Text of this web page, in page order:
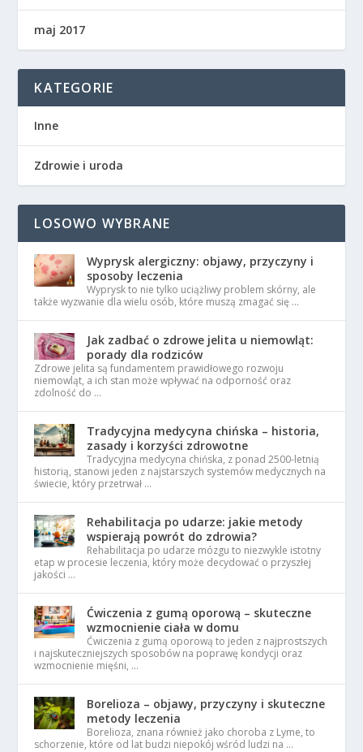
maj 2017
KATEGORIE
Inne
Zdrowie i uroda
LOSOWO WYBRANE
Wyprysk alergiczny: objawy, przyczyny i
sposoby leczenia
Wyprysk to nie tylko uciążliwy problem skórny, ale
także wyzwanie dla wielu osób, które muszą zmagać się …
Jak zadbać o zdrowe jelita u niemowląt:
porady dla rodziców
Zdrowe jelita są fundamentem prawidłowego rozwoju
niemowląt, a ich stan może wpływać na odporność oraz
zdolność do …
Tradycyjna medycyna chińska – historia,
zasady i korzyści zdrowotne
Tradycyjna medycyna chińska, z ponad 2500-letnią
historią, stanowi jeden z najstarszych systemów medycznych na
świecie, który przetrwał …
Rehabilitacja po udarze: jakie metody
wspierają powrót do zdrowia?
Rehabilitacja po udarze mózgu to niezwykle istotny
etap w procesie leczenia, który może decydować o przyszłej
jakości …
Ćwiczenia z gumą oporową – skuteczne
wzmocnienie ciała w domu
Ćwiczenia z gumą oporową to jeden z najprostszych
i najskuteczniejszych sposobów na poprawę kondycji oraz
wzmocnienie mięśni, …
Borelioza – objawy, przyczyny i skuteczne
metody leczenia
Borelioza, znana również jako choroba z Lyme, to
schorzenie, które od lat budzi niepokój wśród ludzi na …